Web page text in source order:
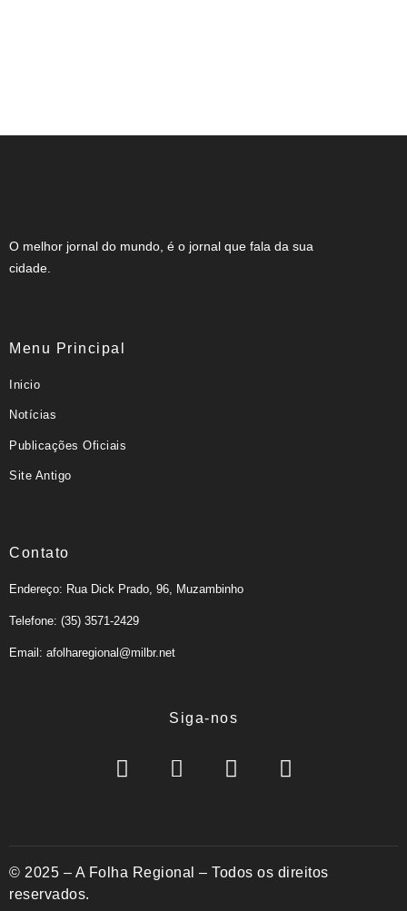
O melhor jornal do mundo, é o jornal que fala da sua
cidade.
Menu Principal
Inicio
Notícias
Publicações Oficiais
Site Antigo
Contato
Endereço: Rua Dick Prado, 96, Muzambinho
Telefone: (35) 3571-2429
Email: afolharegional@milbr.net
Siga-nos
© 2025 – A Folha Regional – Todos os direitos
reservados.